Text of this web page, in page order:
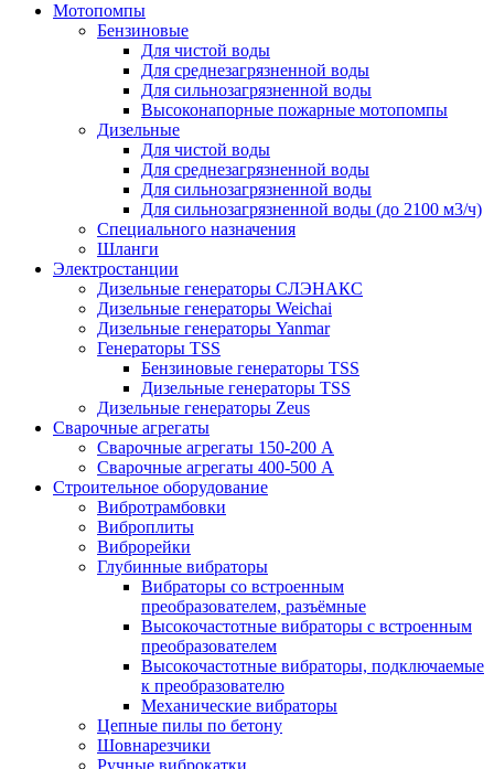
Мотопомпы
Бензиновые
Для чистой воды
Для среднезагрязненной воды
Для сильнозагрязненной воды
Высоконапорные пожарные мотопомпы
Дизельные
Для чистой воды
Для среднезагрязненной воды
Для сильнозагрязненной воды
Для сильнозагрязненной воды (до 2100 м3/ч)
Специального назначения
Шланги
Электростанции
Дизельные генераторы СЛЭНАКС
Дизельные генераторы Weichai
Дизельные генераторы Yanmar
Генераторы TSS
Бензиновые генераторы TSS
Дизельные генераторы TSS
Дизельные генераторы Zeus
Сварочные агрегаты
Сварочные агрегаты 150-200 А
Сварочные агрегаты 400-500 А
Строительное оборудование
Вибротрамбовки
Виброплиты
Виброрейки
Глубинные вибраторы
Вибраторы со встроенным
преобразователем, разъёмные
Высокочастотные вибраторы с встроенным
преобразователем
Высокочастотные вибраторы, подключаемые
к преобразователю
Механические вибраторы
Цепные пилы по бетону
Шовнарезчики